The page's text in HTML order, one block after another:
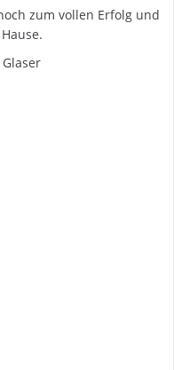
zum vollen Erfolg und